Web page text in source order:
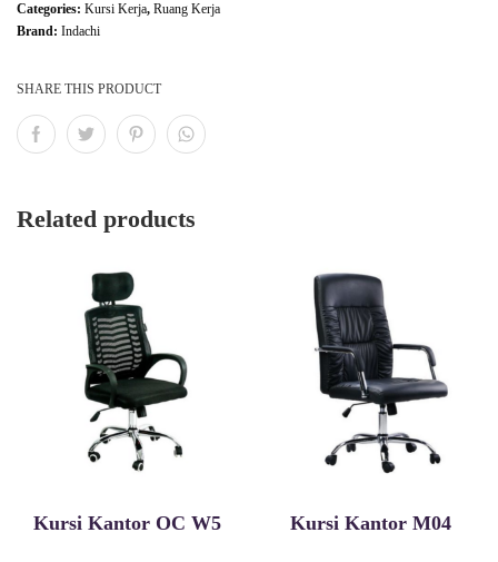
Categories: Kursi Kerja, Ruang Kerja
Brand: Indachi
SHARE THIS PRODUCT
Related products
Kursi Kantor OC W5 Kursi Kantor M04